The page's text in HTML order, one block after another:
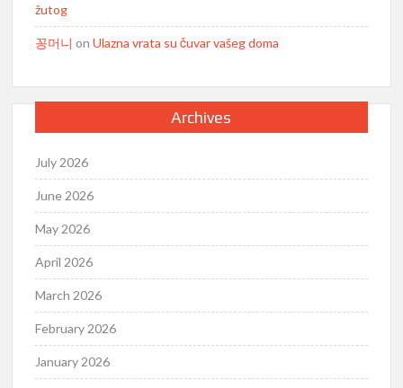
žutog
꽁머니 onUlazna vrata su čuvar vašeg doma
Archives
July 2026
June 2026
May 2026
April 2026
March 2026
February 2026
January 2026